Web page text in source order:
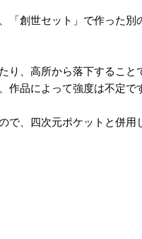
創世セット」で作った
、高所から落下するこ
品によって強度は不定で
、四次元ポケットと併用